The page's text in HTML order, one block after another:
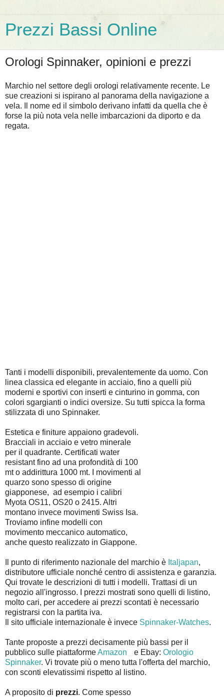
Prezzi Bassi Online
Orologi Spinnaker, opinioni e prezzi
Marchio nel settore degli orologi relativamente recente. Le
sue creazioni si ispirano al panorama della navigazione a
vela. Il nome ed il simbolo derivano infatti da quella che è
forse la più nota vela nelle imbarcazioni da diporto e da
regata.
Tanti i modelli disponibili, prevalentemente da uomo. Con
linea classica ed elegante in acciaio, fino a quelli più
moderni e sportivi con inserti e cinturino in gomma, con
colori sgargianti o indici oversize. Su tutti spicca la forma
stilizzata di uno Spinnaker.
Estetica e finiture appaiono gradevoli.
Bracciali in acciaio e vetro minerale
per il quadrante. Certificati water
resistant fino ad una profondità di 100
mt o addirittura 1000 mt. I movimenti al
quarzo sono spesso di origine
giapponese, ad esempio i calibri
Myota OS11, OS20 o 2415. Altri
montano invece movimenti Swiss Isa.
Troviamo infine modelli con
movimento meccanico automatico,
anche questo realizzato in Giappone.
Il punto di riferimento nazionale del marchio è Italjapan,
distributore ufficiale nonché centro di assistenza e garanzia.
Qui trovate le descrizioni di tutti i modelli. Trattasi di un
negozio all'ingrosso. I prezzi mostrati sono quelli di listino,
molto cari, per accedere ai prezzi scontati è necessario
registrarsi con la partita iva.
Il sito ufficiale internazionale è invece Spinnaker-Watches.
Tante proposte a prezzi decisamente più bassi per il
pubblico sulle piattaformeAmazon e Ebay: Orologio
Spinnaker. Vi trovate più o meno tutta l'offerta del marchio,
con sconti elevatissimi rispetto al listino.
A proposito di prezzi. Come spesso